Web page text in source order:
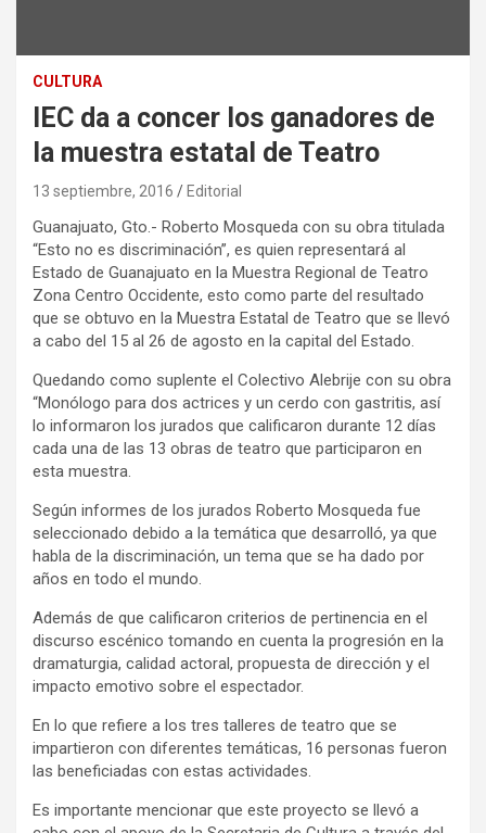
CULTURA
IEC da a concer los ganadores de
la muestra estatal de Teatro
13 septiembre, 2016 Editorial
Guanajuato, Gto.- Roberto Mosqueda con su obra titulada
“Esto no es discriminación”, es quien representará al
Estado de Guanajuato en la Muestra Regional de Teatro
Zona Centro Occidente, esto como parte del resultado
que se obtuvo en la Muestra Estatal de Teatro que se llevó
a cabo del 15 al 26 de agosto en la capital del Estado.
Quedando como suplente el Colectivo Alebrije con su obra
“Monólogo para dos actrices y un cerdo con gastritis, así
lo informaron los jurados que calificaron durante 12 días
cada una de las 13 obras de teatro que participaron en
esta muestra.
Según informes de los jurados Roberto Mosqueda fue
seleccionado debido a la temática que desarrolló, ya que
habla de la discriminación, un tema que se ha dado por
años en todo el mundo.
Además de que calificaron criterios de pertinencia en el
discurso escénico tomando en cuenta la progresión en la
dramaturgia, calidad actoral, propuesta de dirección y el
impacto emotivo sobre el espectador.
En lo que refiere a los tres talleres de teatro que se
impartieron con diferentes temáticas, 16 personas fueron
las beneficiadas con estas actividades.
Es importante mencionar que este proyecto se llevó a